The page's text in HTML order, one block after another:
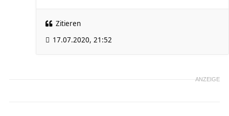
Zitieren
17.07.2020, 21:52
ANZEIGE